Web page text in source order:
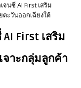
เจนซี่ AI First เสริม
ะวันออกเฉียงใต้
AI First เสริม
าะกลุ่มลูกค้า